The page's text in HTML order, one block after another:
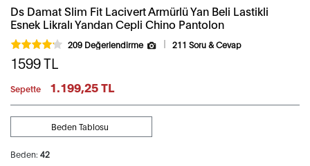
Ds Damat Slim Fit Lacivert Armürlü Yan Beli Lastikli
Esnek Likralı Yandan Cepli Chino Pantolon
209 Değerlendirme 211 Soru & Cevap
1599TL
Sepette 1.199,25 TL
Beden: 42
Beden Tablosu